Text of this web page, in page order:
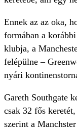
Ennek az az oka,
formában a
klubja, a
felépülne –
nyári
Gareth Southgate
csak 32 fős
szerint a